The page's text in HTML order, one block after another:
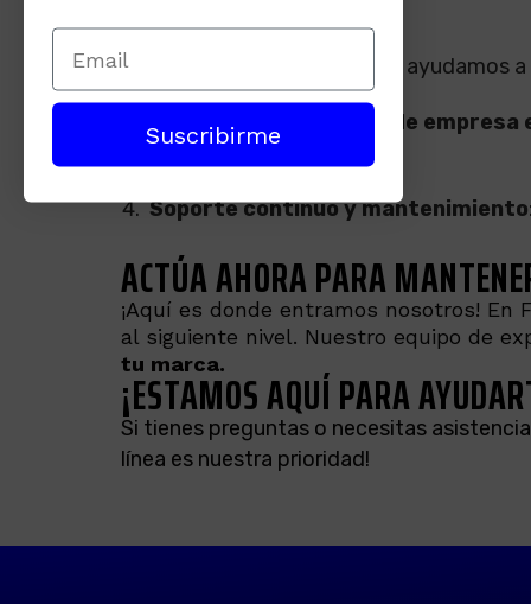
Migración de sitio web: Te
Optimización de perfil de empresa
Soporte continuo y mantenimiento
ACTÚA AHORA PARA
¡Aquí es donde entramos nosotros!
al siguiente nivel. Nuestro equipo de
tu marca.
¡ESTAMOS AQUÍ PARA
Si tienes preguntas o necesitas
línea es nuestra prioridad!
Suscribirme